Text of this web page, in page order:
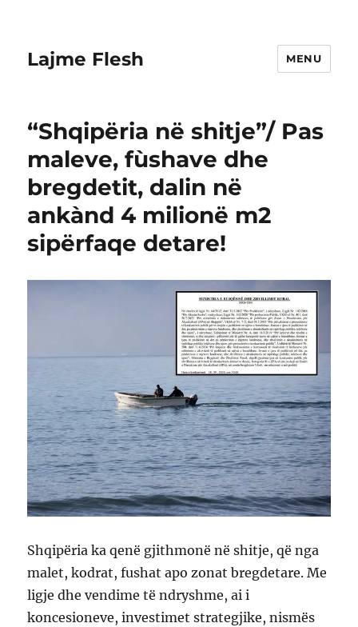
Lajme Flesh MENU
“Shqipëria në shitje”/ Pas
maleve, fùshave dhe
bregdetit, dalin në
ankànd 4 milionë m2
sipërfaqe detare!
Shqipëria ka qenë gjithmonë në shitje, që nga
malet, kodrat, fushat apo zonat bregdetare. Me
ligje dhe vendime të ndryshme, ai i
koncesioneve, investimet strategjike, nismës